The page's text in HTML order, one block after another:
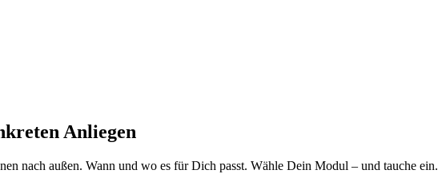
Anliegen
nach außen. Wann und wo es für Dich passt. Wähle Dein Modul – und tauche ein.